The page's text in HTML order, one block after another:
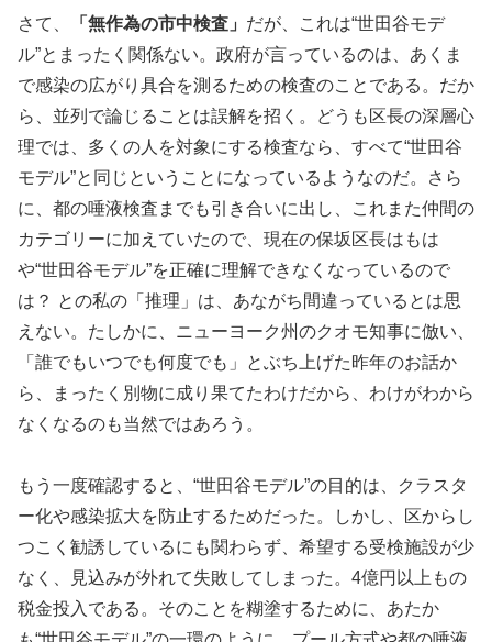
さて、 「無作為の市中検査」 だが、これは“世田谷モデ
ル”とまったく関係ない。政府が言っているのは、あくま
で感染の広がり具合を測るための検査のことである。だか
ら、並列で論じることは誤解を招く。どうも区長の深層心
理では、多くの人を対象にする検査なら、すべて“世田谷
モデル”と同じということになっているようなのだ。さら
に、都の唾液検査までも引き合いに出し、これまた仲間の
カテゴリーに加えていたので、現在の保坂区長はもは
や“世田谷モデル”を正確に理解できなくなっているので
は？ との私の「推理」は、あながち間違っているとは思
えない。たしかに、ニューヨーク州のクオモ知事に倣い、
「誰でもいつでも何度でも」とぶち上げた昨年のお話か
ら、まったく別物に成り果てたわけだから、わけがわから
なくなるのも当然ではあろう。
もう一度確認すると、“世田谷モデル”の目的は、クラスタ
ー化や感染拡大を防止するためだった。しかし、区からし
つこく勧誘しているにも関わらず、希望する受検施設が少
なく、見込みが外れて失敗してしまった。4億円以上もの
税金投入である。そのことを糊塗するために、あたか